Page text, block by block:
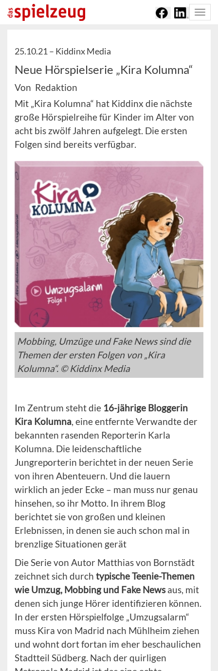
25.10.21 – Kiddinx Media
Neue Hörspielserie „Kira Kolumna“
Von Redaktion
Mit „Kira Kolumna“ hat Kiddinx die nächste
große Hörspielreihe für Kinder im Alter von
acht bis zwölf Jahren aufgelegt. Die ersten
Folgen sind bereits verfügbar.
Mobbing, Umzüge und Fake News sind die
Themen der ersten Folgen von „Kira
Kolumna“. © Kiddinx Media
Im Zentrum steht die 16-jährige Bloggerin
Kira Kolumna, eine entfernte Verwandte der
bekannten rasenden Reporterin Karla
Kolumna. Die leidenschaftliche
Jungreporterin berichtet in der neuen Serie
von ihren Abenteuern. Und die lauern
wirklich an jeder Ecke – man muss nur genau
hinsehen, so ihr Motto. In ihrem Blog
berichtet sie von großen und kleinen
Erlebnissen, in denen sie auch schon mal in
brenzlige Situationen gerät
Die Serie von Autor Matthias von Bornstädt
zeichnet sich durch typische Teenie-Themen
wie Umzug, Mobbing und Fake Newsaus, mit
denen sich junge Hörer identifizieren können.
In der ersten Hörspielfolge „Umzugsalarm“
muss Kira von Madrid nach Mühlheim ziehen
und wohnt dort fortan im eher beschaulichen
Stadtteil Südberg. Nach der quirligen